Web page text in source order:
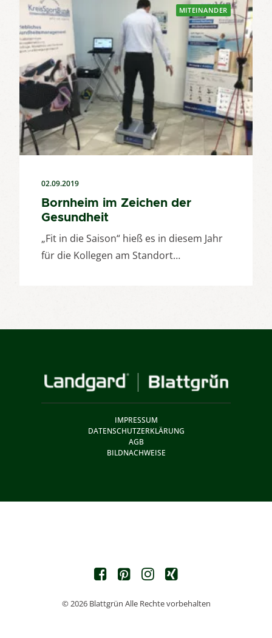
MITEINANDER
02.09.2019
Bornheim im Zeichen der
Gesundheit
„Fit in die Saison“ hieß es in diesem Jahr
für die Kollegen am Standort…
IMPRESSUM
DATENSCHUTZERKLÄRUNG
AGB
BILDNACHWEISE
© 2026 Blattgrün Alle Rechte vorbehalten